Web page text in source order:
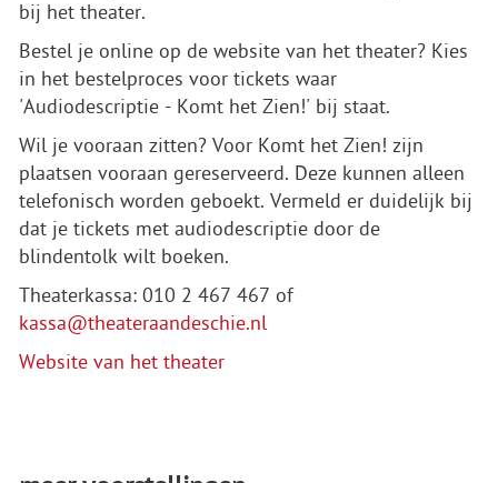
bij het theater.
Bestel je online op de website van het theater? Kies
in het bestelproces voor tickets waar
'Audiodescriptie - Komt het Zien!' bij staat.
Wil je vooraan zitten? Voor Komt het Zien! zijn
plaatsen vooraan gereserveerd. Deze kunnen alleen
telefonisch worden geboekt. Vermeld er duidelijk bij
dat je tickets met audiodescriptie door de
blindentolk wilt boeken.
Theaterkassa: 010 2 467 467 of
kassa@theateraandeschie.nl
Website van het theater